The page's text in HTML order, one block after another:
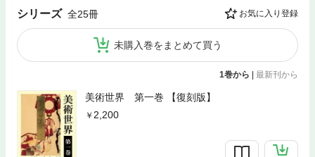
シリーズ 全25冊 お気に入り登録
未購入巻をまとめて買う
1巻から | 最新刊から
美術世界 第一巻 【復刻版】
2,200